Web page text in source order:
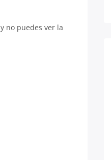
y no puedes ver la